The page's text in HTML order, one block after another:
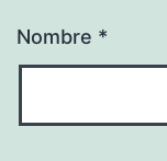
Nombre *